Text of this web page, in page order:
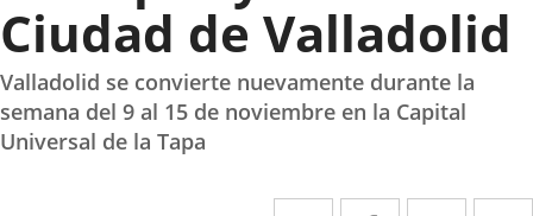
Ciudad de Valladolid
Valladolid se convierte nuevamente durante la
semana del 9 al 15 de noviembre en la Capital
Universal de la Tapa